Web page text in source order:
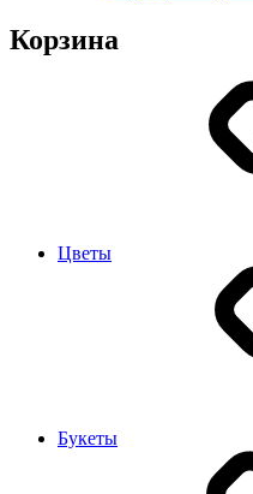
Корзина
Цветы
Букеты